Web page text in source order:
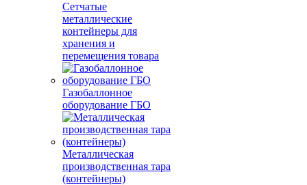
Сетчатые
металлические
контейнеры для
хранения и
перемещения товара
Газобаллонное
оборудование ГБО
Металлическая
производственная тара
(контейнеры)